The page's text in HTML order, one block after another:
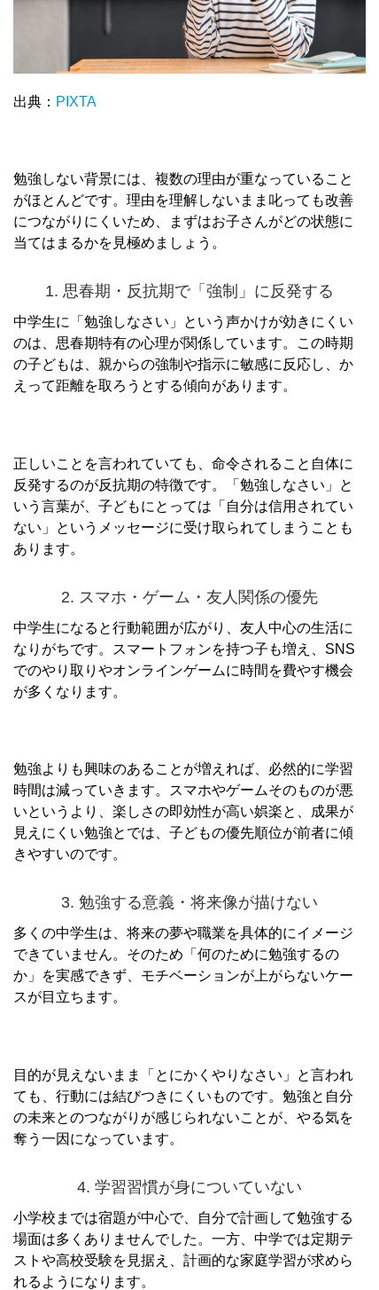
出典： PIXTA
勉強しない背景には、複数の理由が重なっていること
がほとんどです。理由を理解しないまま叱っても改善
につながりにくいため、まずはお子さんがどの状態に
当てはまるかを見極めましょう。
1. 思春期・反抗期で「強制」に反発する
中学生に「勉強しなさい」という声かけが効きにくい
のは、思春期特有の心理が関係しています。この時期
の子どもは、親からの強制や指示に敏感に反応し、か
えって距離を取ろうとする傾向があります。
正しいことを言われていても、命令されること自体に
反発するのが反抗期の特徴です。「勉強しなさい」と
いう言葉が、子どもにとっては「自分は信用されてい
ない」というメッセージに受け取られてしまうことも
あります。
2. スマホ・ゲーム・友人関係の優先
中学生になると行動範囲が広がり、友人中心の生活に
なりがちです。スマートフォンを持つ子も増え、SNS
でのやり取りやオンラインゲームに時間を費やす機会
が多くなります。
勉強よりも興味のあることが増えれば、必然的に学習
時間は減っていきます。スマホやゲームそのものが悪
いというより、楽しさの即効性が高い娯楽と、成果が
見えにくい勉強とでは、子どもの優先順位が前者に傾
きやすいのです。
3. 勉強する意義・将来像が描けない
多くの中学生は、将来の夢や職業を具体的にイメージ
できていません。そのため「何のために勉強するの
か」を実感できず、モチベーションが上がらないケー
スが目立ちます。
目的が見えないまま「とにかくやりなさい」と言われ
ても、行動には結びつきにくいものです。勉強と自分
の未来とのつながりが感じられないことが、やる気を
奪う一因になっています。
4. 学習習慣が身についていない
小学校までは宿題が中心で、自分で計画して勉強する
場面は多くありませんでした。一方、中学では定期テ
ストや高校受験を見据え、計画的な家庭学習が求めら
れるようになります。